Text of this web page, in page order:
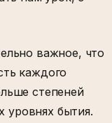
важное, что
каждого
степеней
уровнях бытия.